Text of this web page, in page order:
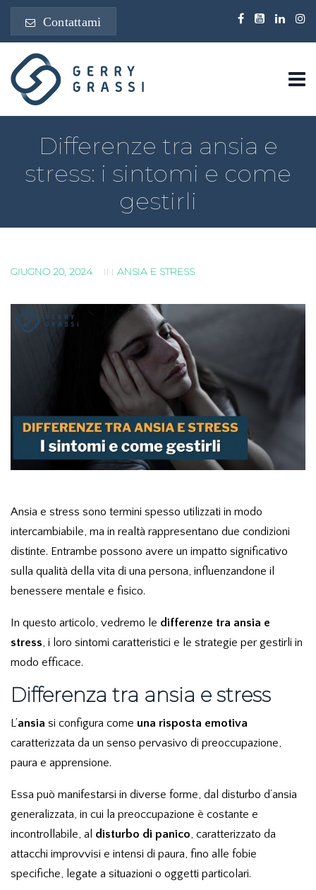
Contattami
Differenze tra ansia e
stress: i sintomi e come
gestirli
GIUGNO 20, 2024 IN ANSIA E STRESS
Ansia e stress sono termini spesso utilizzati in modo
intercambiabile, ma in realtà rappresentano due condizioni
distinte. Entrambe possono avere un impatto significativo
sulla qualità della vita di una persona, influenzandone il
benessere mentale e fisico.
In questo articolo, vedremo le differenze tra ansia e
stress, i loro sintomi caratteristici e le strategie per gestirli in
modo efficace.
Differenza tra ansia e stress
L’ansia si configura come una risposta emotiva
caratterizzata da un senso pervasivo di preoccupazione,
paura e apprensione.
Essa può manifestarsi in diverse forme, dal disturbo d’ansia
generalizzata, in cui la preoccupazione è costante e
incontrollabile, al disturbo di panico, caratterizzato da
attacchi improvvisi e intensi di paura, fino alle fobie
specifiche, legate a situazioni o oggetti particolari.